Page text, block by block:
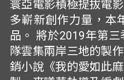
寰亞電影積極提拔電
多嶄新創作力量，本
品。 將於2019年第
隊雲集兩岸三地的製
銷小說《我的愛如此